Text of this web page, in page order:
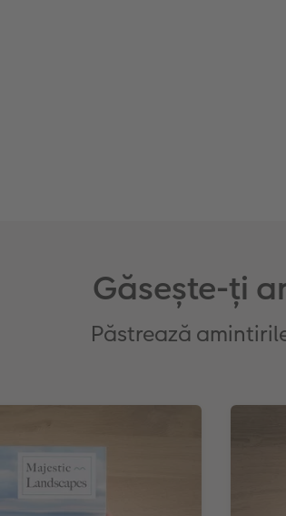
Găsește-ți
Păstrează